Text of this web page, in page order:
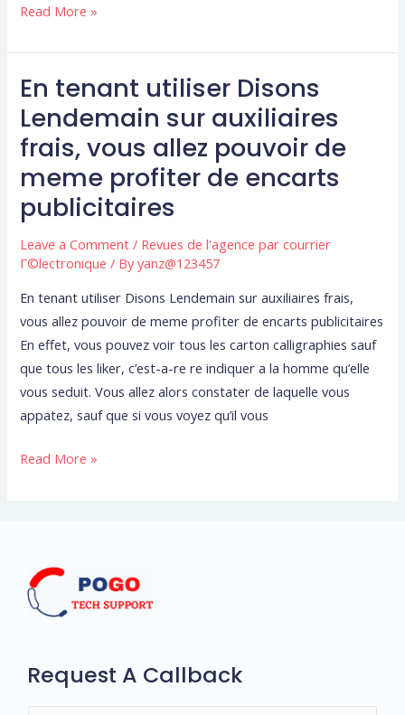
Read More »
En tenant utiliser Disons
Lendemain sur auxiliaires
frais, vous allez pouvoir de
meme profiter de encarts
publicitaires
Leave a Comment / Revues de l'agence par courrier
Г©lectronique / Byyanz@123457
En tenant utiliser Disons Lendemain sur auxiliaires frais,
vous allez pouvoir de meme profiter de encarts publicitaires
En effet, vous pouvez voir tous les carton calligraphies sauf
que tous les liker, c’est-a-re re indiquer a la homme qu’elle
vous seduit. Vous allez alors constater de laquelle vous
appatez, sauf que si vous voyez qu’il vous
En
tenant
utiliser
Disons
Lendemain
sur
auxiliaires
frais,
vous
allez
pouvoir
de
meme
profiter
de
publicitaires
Read More »
Request A Callback